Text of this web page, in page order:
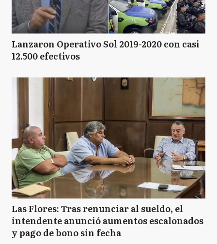
Lanzaron Operativo Sol 2019-2020 con casi
12.500 efectivos
Las Flores: Tras renunciar al sueldo, el
intendente anunció aumentos escalonados
y pago de bono sin fecha